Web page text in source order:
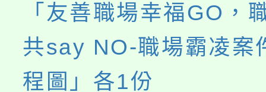
「友善職場幸福GO，
共say NO-職場霸凌案
程圖」各1份